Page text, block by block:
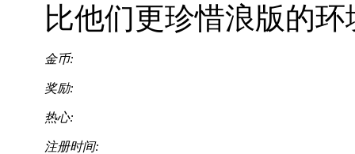
比他们更珍惜浪版的环
金币:
奖励:
热心:
注册时间: